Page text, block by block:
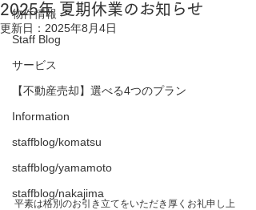
物件情報
Staff Blog
サービス
【不動産売却】選べる4つのプラン
Information
staffblog/komatsu
staffblog/yamamoto
staffblog/nakajima
2025年 夏期休業のお知らせ
更新日： 2025年8月4日
平素は格別のお引き立てをいただき厚くお礼申し上